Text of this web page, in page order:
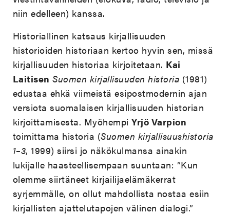
niin edelleen) kanssa.
Historiallinen katsaus kirjallisuuden
historioiden historiaan kertoo hyvin sen, missä
kirjallisuuden historiaa kirjoitetaan. Kai
Laitisen Suomen kirjallisuuden historia (1981)
edustaa ehkä viimeistä esipostmodernin ajan
versiota suomalaisen kirjallisuuden historian
kirjoittamisesta. MyöhempiYrjö Varpion
toimittama historia (Suomen kirjallisuushistoria
1–3, 1999) siirsi jo näkökulmansa ainakin
lukijalle haasteellisempaan suuntaan: ”Kun
olemme siirtäneet kirjailijaelämäkerrat
syrjemmälle, on ollut mahdollista nostaa esiin
kirjallisten ajattelutapojen välinen dialogi.”